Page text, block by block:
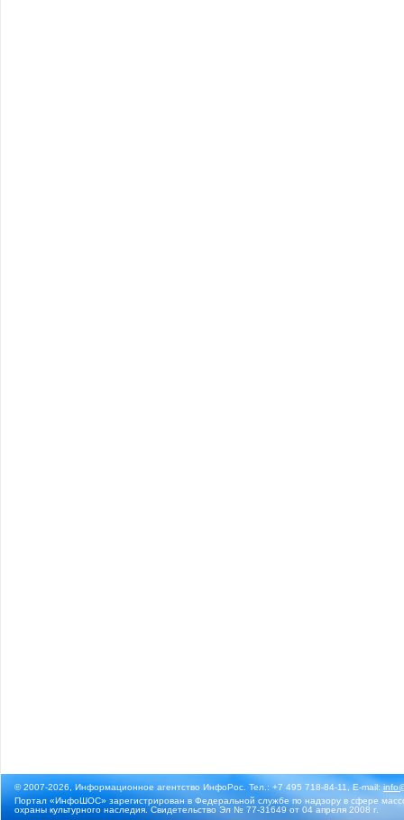
© 2007-2026, Информационное агентство ИнфоРос. Тел.: +7 495 718-84-11, E-mail:
Портал «ИнфоШОС» зарегистрирован в Федеральной службе по надзору в сфере
охраны культурного наследия. Свидетельство Эл № 77-31649 от 04 апреля 2008 г.